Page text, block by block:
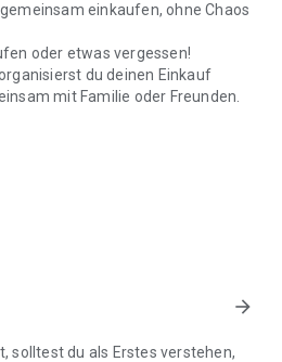
einkaufen, ohne Chaos
oder etwas vergessen!
du deinen Einkauf
mit Familie oder Freunden.
in Echtzeit: Alle sehen
in Sekunden erstellen und
arrow_forward
solltest du als Erstes verstehen,